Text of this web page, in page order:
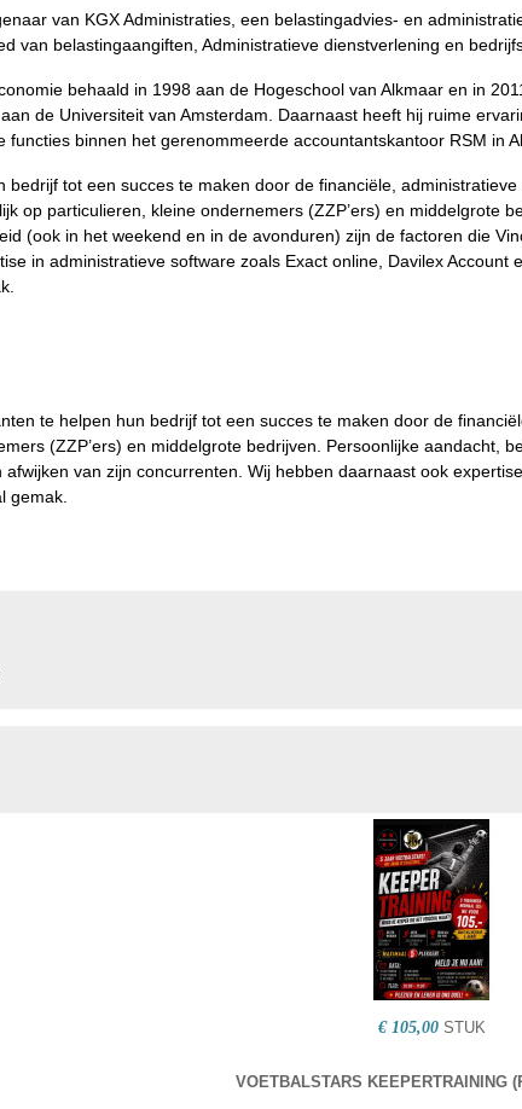
van KGX Administraties, een belastingadvies- en
van belastingaangiften, Administratieve dienstverlening en
behaald in 1998 aan de Hogeschool van Alkmaar en in
de Universiteit van Amsterdam. Daarnaast heeft hij ruime
binnen het gerenommeerde accountantskantoor RSM in
bedrijf tot een succes te maken door de financiële,
op particulieren, kleine ondernemers (ZZP’ers) en middelgrote
(ook in het weekend en in de avonduren) zijn de factoren die
in administratieve software zoals Exact online, Davilex Account
te helpen hun bedrijf tot een succes te maken door de
(ZZP’ers) en middelgrote bedrijven. Persoonlijke aandacht,
van zijn concurrenten. Wij hebben daarnaast ook
gemak.
€ 105,00 STUK
VOETBALSTARS KEEPERTRAINING